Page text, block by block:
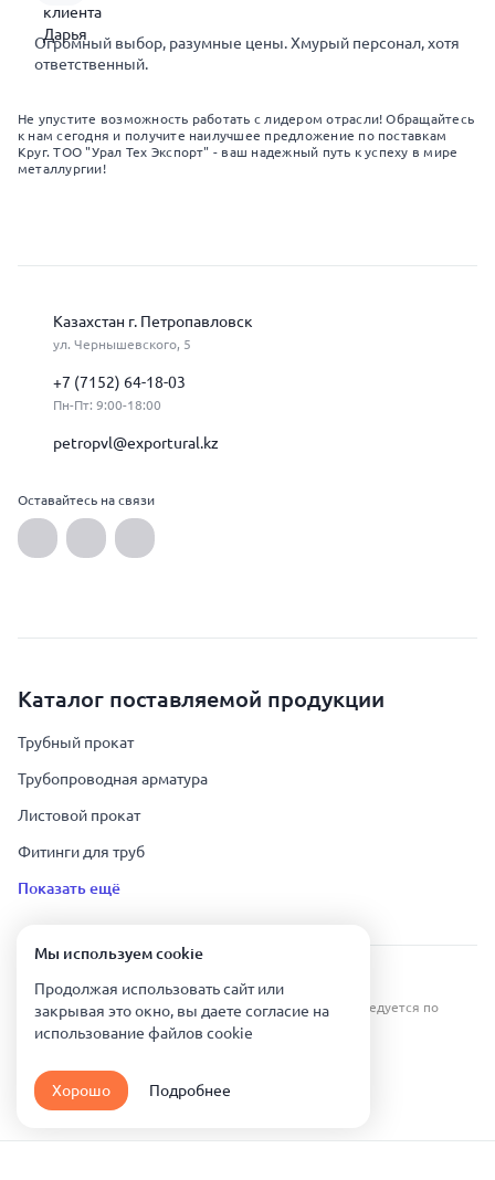
Огромный выбор, разумные цены. Хмурый персонал, хотя
ответственный.
Не упустите возможность работать с лидером отрасли! Обращайтесь
к нам сегодня и получите наилучшее предложение по поставкам
Круг. ТОО "Урал Тех Экспорт" - ваш надежный путь к успеху в мире
металлургии!
Казахстан г. Петропавловск
ул. Чернышевского, 5
+7 (7152) 64-18-03
Пн-Пт: 9:00-18:00
petropvl@exportural.kz
Оставайтесь на связи
Каталог поставляемой продукции
Трубный прокат
Трубопроводная арматура
Листовой прокат
Фитинги для труб
Показать ещё
Урал Тех Экспорт — Казахстан © 2019-
Все права защищены. Копирование информации преследуется по
Карта сайта
Политика конфиденциальности
Мы используем сookie
Продолжая использовать сайт или
закрывая это окно, вы даете согласие на
использование файлов сookie
Хорошо Подробнее